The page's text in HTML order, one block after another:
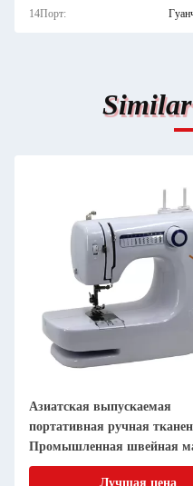
14Порт:
Азиатская выпускаемая
портативная ручная
Промышленная швейная
для картофельных пакетов
Лучшая цена